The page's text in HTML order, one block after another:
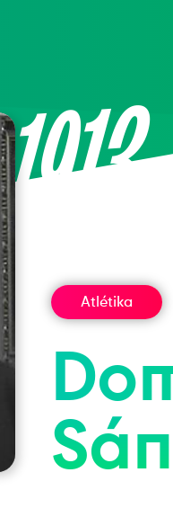
1913
Atlétika